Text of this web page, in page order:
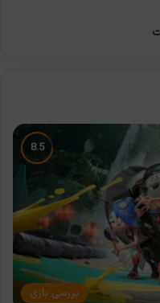
بررسی بازی